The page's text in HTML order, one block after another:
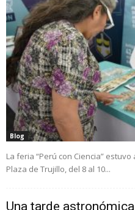
Blog
La feria “Perú con Ciencia”
Plaza de Trujillo, del 8 al 10...
Una tarde